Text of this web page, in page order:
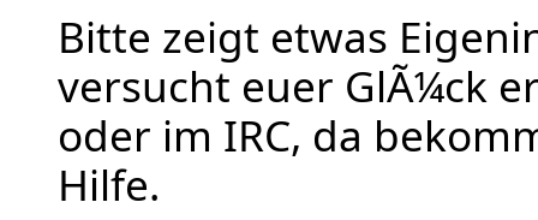
Bitte zeigt etwas
versucht euer GlÃ¼ck
oder im IRC, da
Hilfe.